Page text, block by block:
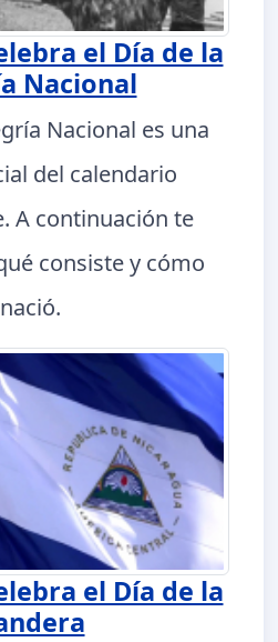
el Día de la
Nacional
Nacional es una
del calendario
A continuación te
consiste y cómo
nació.
el Día de la